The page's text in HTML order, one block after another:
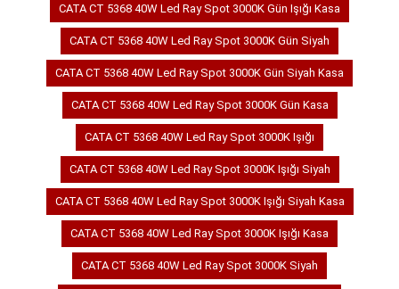
CATA CT 5368 40W Led Ray Spot 3000K Gün Işığı Kasa
CATA CT 5368 40W Led Ray Spot 3000K Gün Siyah
CATA CT 5368 40W Led Ray Spot 3000K Gün Siyah Kasa
CATA CT 5368 40W Led Ray Spot 3000K Gün Kasa
CATA CT 5368 40W Led Ray Spot 3000K Işığı
CATA CT 5368 40W Led Ray Spot 3000K Işığı Siyah
CATA CT 5368 40W Led Ray Spot 3000K Işığı Siyah Kasa
CATA CT 5368 40W Led Ray Spot 3000K Işığı Kasa
CATA CT 5368 40W Led Ray Spot 3000K Siyah